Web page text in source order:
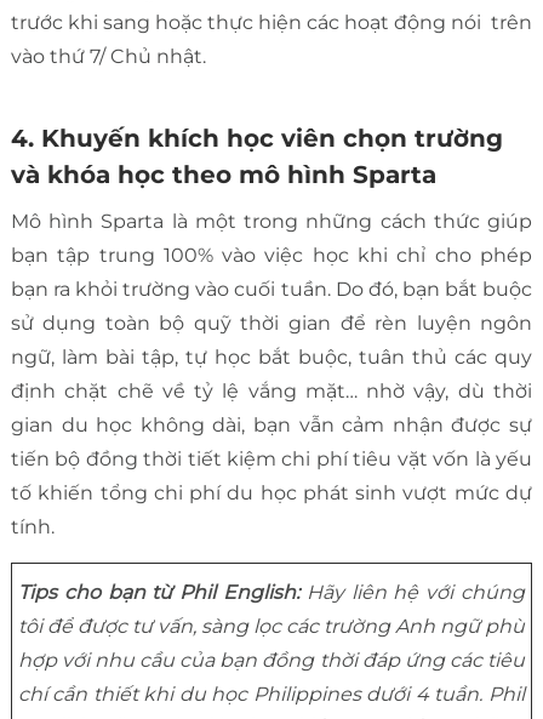
trước khi sang hoặc thực hiện các hoạt động nói trên
vào thứ 7/ Chủ nhật.
4. Khuyến khích học viên chọn trường
và khóa học theo mô hình Sparta
Mô hình Sparta là một trong những cách thức giúp
bạn tập trung 100% vào việc học khi chỉ cho phép
bạn ra khỏi trường vào cuối tuần. Do đó, bạn bắt buộc
sử dụng toàn bộ quỹ thời gian để rèn luyện ngôn
ngữ, làm bài tập, tự học bắt buộc, tuân thủ các quy
định chặt chẽ về tỷ lệ vắng mặt… nhờ vậy, dù thời
gian du học không dài, bạn vẫn cảm nhận được sự
tiến bộ đồng thời tiết kiệm chi phí tiêu vặt vốn là yếu
tố khiến tổng chi phí du học phát sinh vượt mức dự
tính.
Tips cho bạn từ Phil English:Hãy liên hệ với chúng
tôi để được tư vấn, sàng lọc các trường Anh ngữ phù
hợp với nhu cầu của bạn đồng thời đáp ứng các tiêu
chí cần thiết khi du học Philippines dưới 4 tuần. Phil